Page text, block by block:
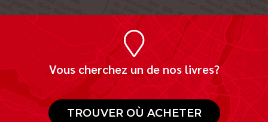
Vous cherchez un de nos livres?
TROUVER OÙ ACHETER